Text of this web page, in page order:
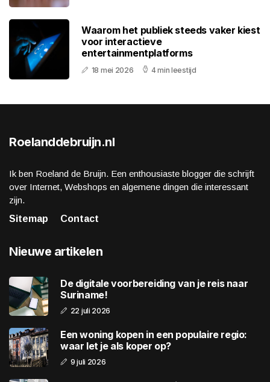
Waarom het publiek steeds vaker kiest
voor interactieve
entertainmentplatforms
18 mei 2026 4 min leestijd
Roelanddebruijn.nl
Ik ben Roeland de Bruijn. Een enthousiaste blogger die schrijft
over Internet, Webshops en algemene dingen die interessant
zijn.
Sitemap
Contact
Nieuwe artikelen
De digitale voorbereiding van je reis naar
Suriname!
22 juli 2026
Een woning kopen in een populaire regio:
waar let je als koper op?
9 juli 2026